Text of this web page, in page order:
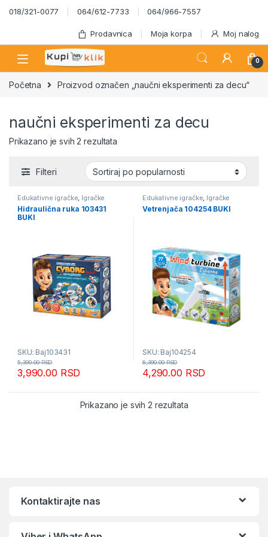
Skip to navigation
Skip to content
018/321-0077 064/612-7733 064/966-7557
Prodavnica Moja korpa Moj nalog
0
Početna Proizvod označen „naučni eksperimenti za decu“
naučni eksperimenti za decu
Prikazano je svih 2 rezultataSortirano po popularnosti
Filteri
Edukativne igračke, Igračke
Hidraulična ruka 103431
BUKI
SKU: Baj103431
3,990.00 RSD
5,390.00RSD
Edukativne igračke, Igračke
Vetrenjača 104254 BUKI
SKU: Baj104254
4,290.00 RSD
6,390.00RSD
Prikazano je svih 2 rezultataSortirano po
Kontaktirajte nas